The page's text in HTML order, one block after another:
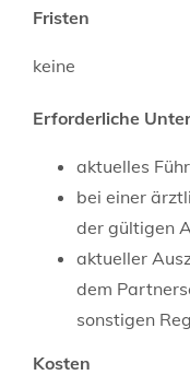
Fristen
keine
Erforderliche
aktuelles
bei einer
der gültigen
aktueller
dem
sonstigen
Kosten